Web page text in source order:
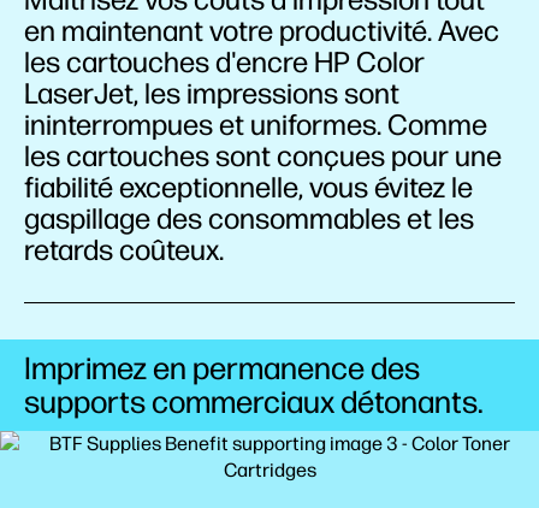
en maintenant votre productivité. Avec
les cartouches d'encre HP Color
LaserJet, les impressions sont
ininterrompues et uniformes. Comme
les cartouches sont conçues pour une
fiabilité exceptionnelle, vous évitez le
gaspillage des consommables et les
retards coûteux.
Imprimez en permanence des
supports commerciaux détonants.